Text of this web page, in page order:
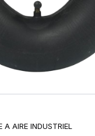
A AIRE INDUSTRIEL